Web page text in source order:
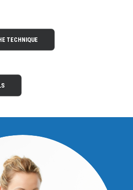
TECHNIQUE